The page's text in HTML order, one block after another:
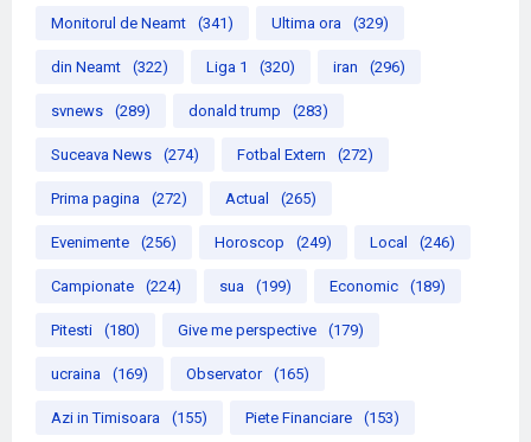
Monitorul de Neamt (341) Ultima ora (329)
din Neamt (322) Liga 1 (320) iran (296)
svnews (289) donald trump (283)
Suceava News (274) Fotbal Extern (272)
Prima pagina (272) Actual (265)
Evenimente (256) Horoscop (249) Local (246)
Campionate (224) sua (199) Economic (189)
Pitesti (180) Give me perspective (179)
ucraina (169) Observator (165)
Azi in Timisoara (155) Piete Financiare (153)